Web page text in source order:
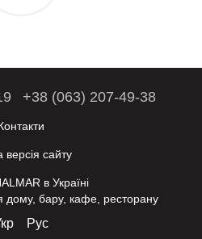
+38 (063) 207-49-38
версія сайту
в Україні
дому, бару, кафе, ресторану
Рус